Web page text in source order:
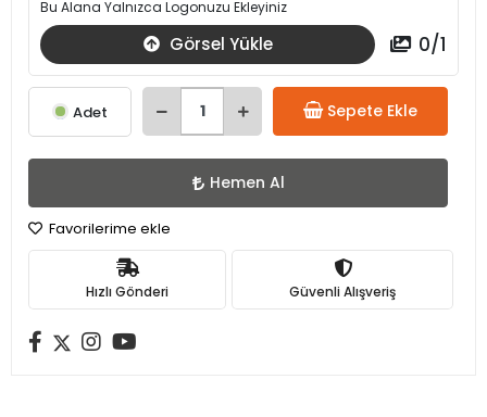
Bu Alana Yalnızca Logonuzu Ekleyiniz
Görsel Yükle 0/1
Adet Sepete Ekle
Hemen Al
Favorilerime ekle
Hızlı Gönderi Güvenli Alışveriş